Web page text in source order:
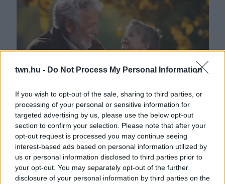
twn.hu - Do Not Process My Personal Information
If you wish to opt-out of the sale, sharing to third parties, or
processing of your personal or sensitive information for
targeted advertising by us, please use the below opt-out
section to confirm your selection. Please note that after your
opt-out request is processed you may continue seeing
interest-based ads based on personal information utilized by
us or personal information disclosed to third parties prior to
your opt-out. You may separately opt-out of the further
disclosure of your personal information by third parties on the
Aki gyakran hallotta ezt a 3 mondatot a nagypapájától,
szerencsés gyerekkora volt